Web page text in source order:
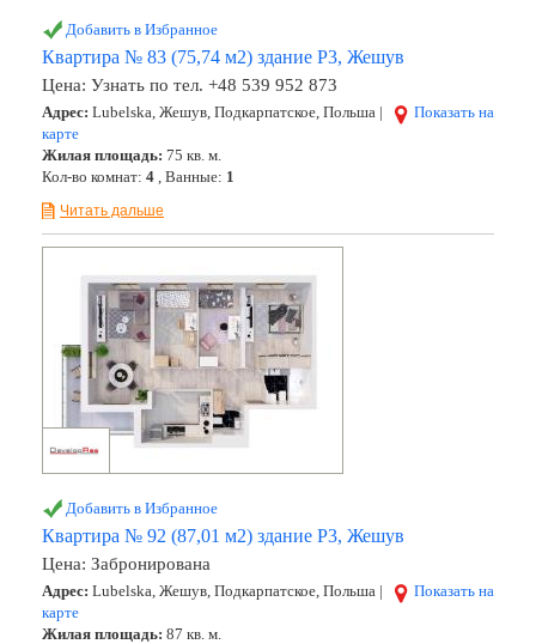
Добавить в Избранное
Квартира № 83 (75,74 м2) здание Р3, Жешув
Цена: Узнать по тел. +48 539 952 873
Адрес: Lubelska, Жешув, Подкарпатское, Польша |
Показать на
карте
Жилая площадь: 75 кв. м.
Кол-во комнат: 4 , Ванные: 1
Читать дальше
Добавить в Избранное
Квартира № 92 (87,01 м2) здание Р3, Жешув
Цена: Забронирована
Адрес: Lubelska, Жешув, Подкарпатское, Польша |
Показать на
карте
Жилая площадь: 87 кв. м.